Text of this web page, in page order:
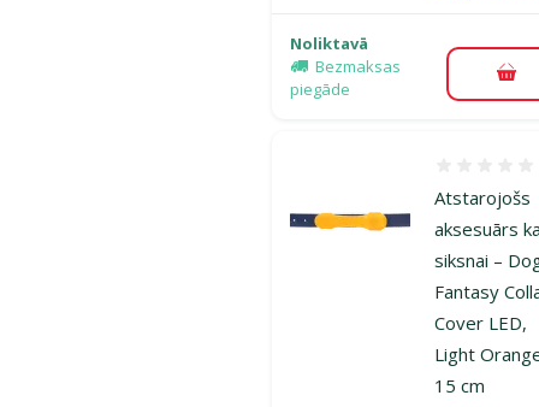
Noliktavā
Bezmaksas
piegāde
Atstarojošs
aksesuārs
siksnai –
Fantasy
Cover LED,
Light
15 cm